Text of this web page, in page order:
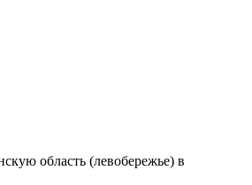
область (левобережье) в